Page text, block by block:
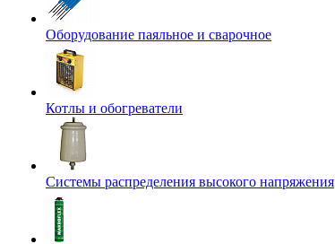
Оборудование паяльное и сварочное
Котлы и обогреватели
Системы распределения высокого напряжения